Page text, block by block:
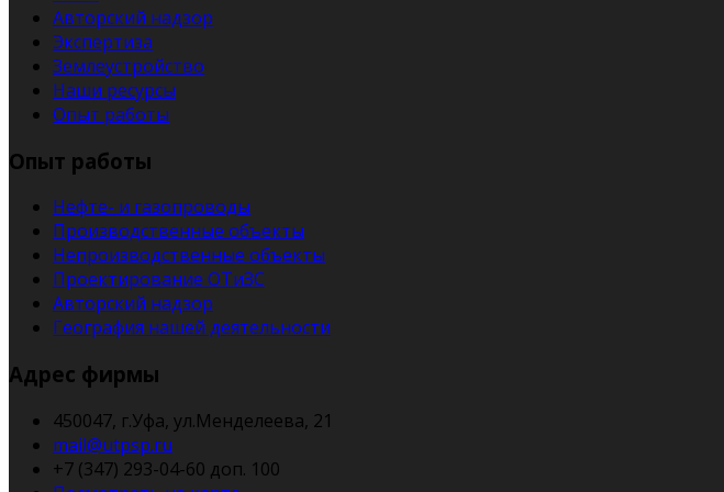
Авторский надзор
Экспертиза
Землеустройство
Наши ресурсы
Опыт работы
Опыт работы
Нефте- и газопроводы
Производственные объекты
Непроизводственные объекты
Проектирование ОТиЗС
Авторский надзор
География нашей деятельности
Адрес фирмы
450047, г.Уфа, ул.Менделеева, 21
mail@utpsp.ru
+7 (347) 293-04-60 доп. 100